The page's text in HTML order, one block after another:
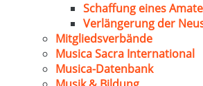
Schaffung eines
Verlängerung der
Mitgliedsverbände
Musica Sacra International
Musica-Datenbank